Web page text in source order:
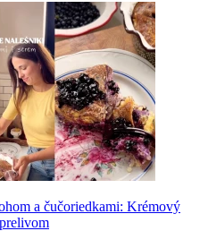
a čučoriedkami: Krémový